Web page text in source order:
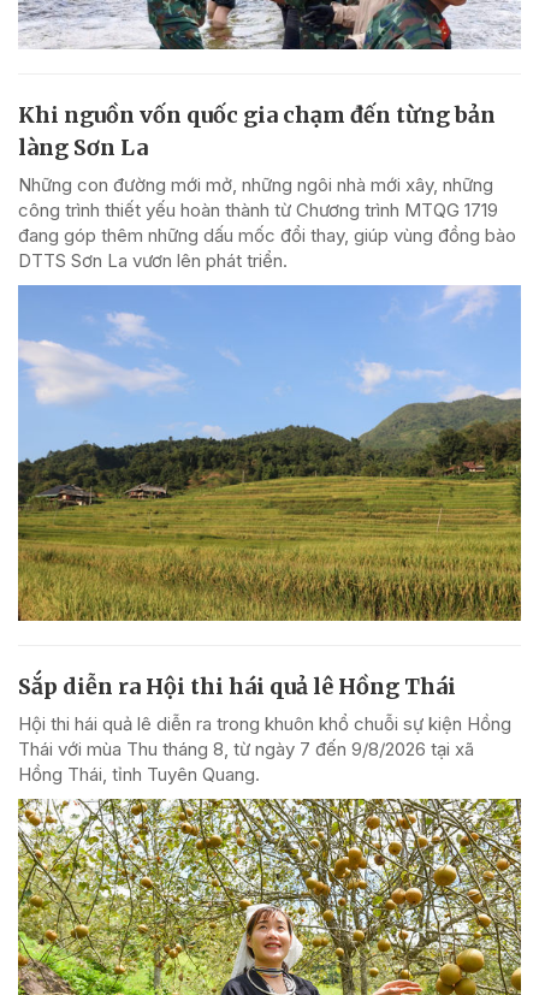
Khi nguồn vốn quốc gia chạm đến từng bản
làng Sơn La
Những con đường mới mở, những ngôi nhà mới xây, những
công trình thiết yếu hoàn thành từ Chương trình MTQG 1719
đang góp thêm những dấu mốc đổi thay, giúp vùng đồng bào
DTTS Sơn La vươn lên phát triển.
Sắp diễn ra Hội thi hái quả lê Hồng Thái
Hội thi hái quả lê diễn ra trong khuôn khổ chuỗi sự kiện Hồng
Thái với mùa Thu tháng 8, từ ngày 7 đến 9/8/2026 tại xã
Hồng Thái, tỉnh Tuyên Quang.